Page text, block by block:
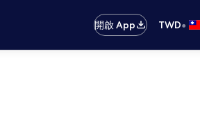
開啟 App
TWD•